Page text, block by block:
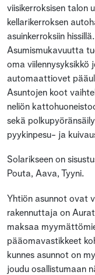
viisikerroksisen talon
kellarikerroksen
asuinkerroksiin hissillä.
Asumismukavuutta
oma viilennysyksikkö
automaattiovet
Asuntojen koot
neliön
sekä
pyykinpesu- ja
Solarikseen on
Pouta, Aava, Tyyni.
Yhtiön asunnot ovat
rakennuttaja on
maksaa
pääomavastikkeet
kunnes asunnot on
joudu osallistumaan